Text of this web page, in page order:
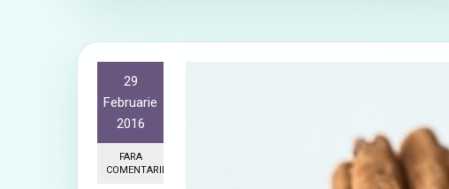
29
Februarie
2016
FARA
COMENTARII